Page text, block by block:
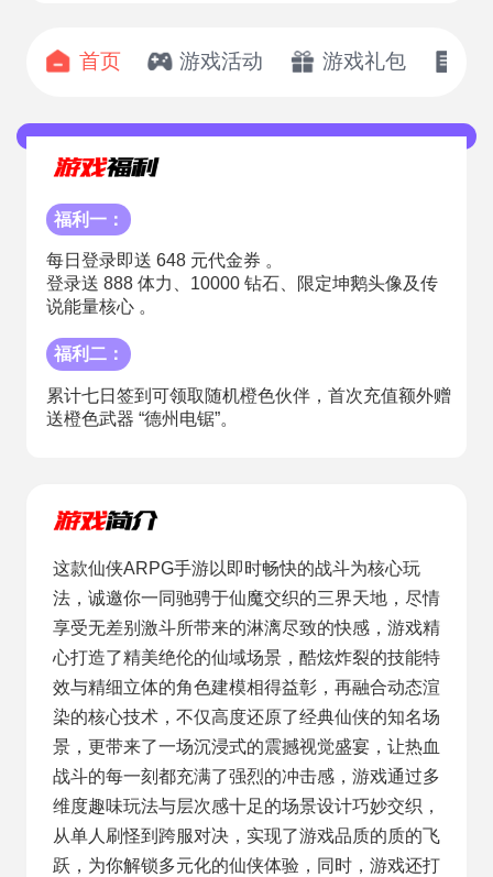
首页 游戏活动 游戏礼包
福利一：
每日登录即送 648 元代金券 。
登录送 888 体力、10000 钻石、限定坤鹅头像及传
说能量核心 。
福利二：
累计七日签到可领取随机橙色伙伴，首次充值额外赠
送橙色武器 “德州电锯”。
这款仙侠ARPG手游以即时畅快的战斗为核心玩
法，诚邀你一同驰骋于仙魔交织的三界天地，尽情
享受无差别激斗所带来的淋漓尽致的快感，游戏精
心打造了精美绝伦的仙域场景，酷炫炸裂的技能特
效与精细立体的角色建模相得益彰，再融合动态渲
染的核心技术，不仅高度还原了经典仙侠的知名场
景，更带来了一场沉浸式的震撼视觉盛宴，让热血
战斗的每一刻都充满了强烈的冲击感，游戏通过多
维度趣味玩法与层次感十足的场景设计巧妙交织，
从单人刷怪到跨服对决，实现了游戏品质的质的飞
跃，为你解锁多元化的仙侠体验，同时，游戏还打